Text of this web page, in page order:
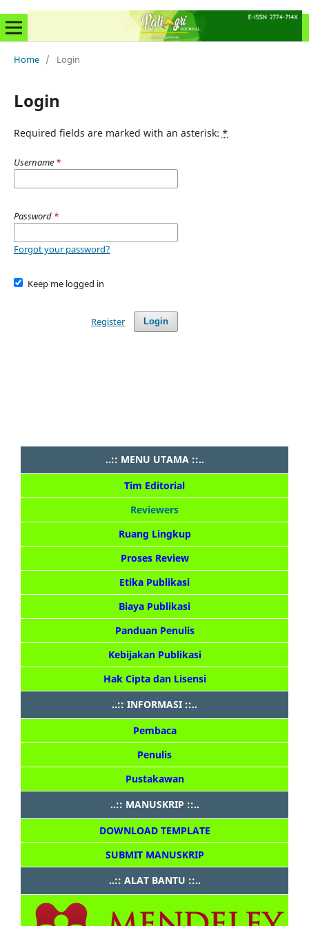
Home / Login
Login
Required fields are marked with an asterisk: *
Username *
Password *
Forgot your password?
Keep me logged in
Login
Register
..:: MENU UTAMA ::..
Tim Editorial
Reviewers
Ruang Lingkup
Proses Review
Etika Publikasi
Biaya Publikasi
Panduan Penulis
Kebijakan Publikasi
Hak Cipta dan Lisensi
..:: INFORMASI ::..
Pembaca
Penulis
Pustakawan
..:: MANUSKRIP ::..
DOWNLOAD TEMPLATE
SUBMIT MANUSKRIP
..:: ALAT BANTU ::..